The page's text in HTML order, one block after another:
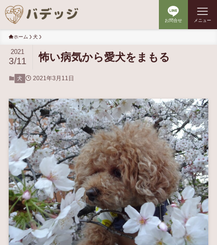
お問合せ メニュー
ホーム 犬
怖い病気から愛犬をまもる
2021
3/11
犬 2021年3月11日